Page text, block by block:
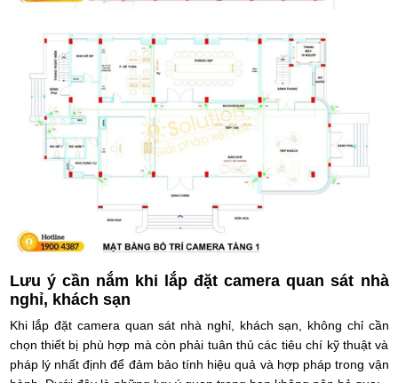
Lưu ý cần nắm khi lắp đặt camera quan sát nhà
nghỉ, khách sạn
Khi lắp đặt camera quan sát nhà nghỉ, khách sạn, không chỉ cần
chọn thiết bị phù hợp mà còn phải tuân thủ các tiêu chí kỹ thuật và
pháp lý nhất định để đảm bảo tính hiệu quả và hợp pháp trong vận